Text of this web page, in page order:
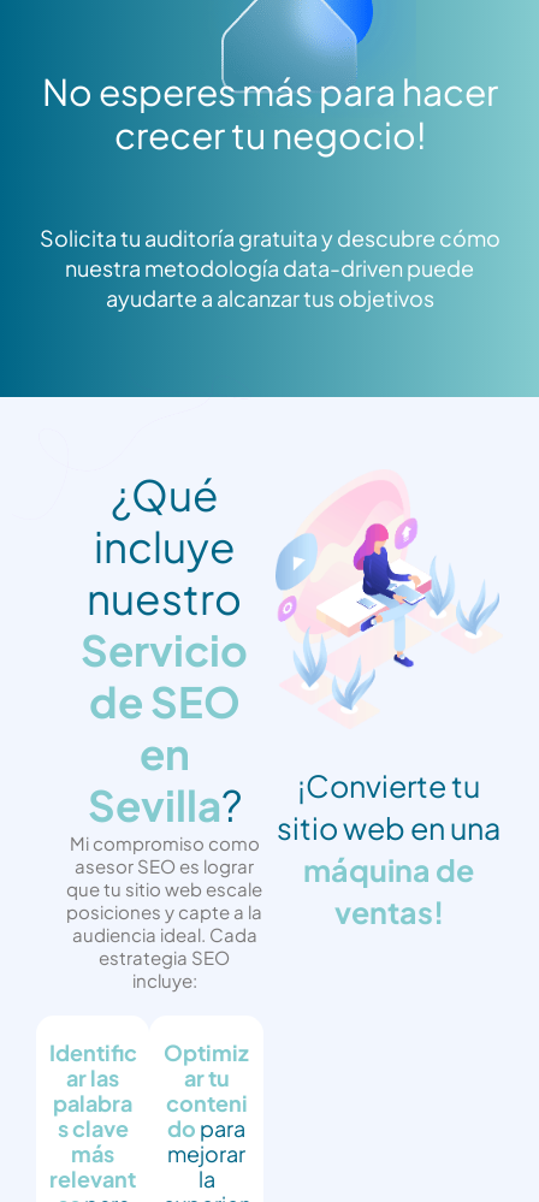
No esperes más para hacer
crecer tu negocio!
Solicita tu auditoría gratuita y descubre cómo
nuestra metodología data-driven puede
ayudarte a alcanzar tus objetivos
¿Qué
incluye
nuestro
Servicio
de SEO
en
Sevilla?
Mi compromiso como
asesor SEO es lograr
que tu sitio web escale
posiciones y capte a la
audiencia ideal. Cada
estrategia SEO
incluye:
Identific
ar las
palabra
s clave
más
relevant
Optimiz
ar tu
conteni
do para
mejorar
la
¡Convierte tu
sitio web en una
máquina de
ventas!